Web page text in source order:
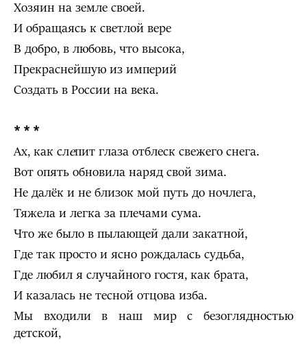
Хозяин на земле своей.
И обращаясь к светлой вере
В добро, в любовь, что высока,
Прекраснейшую из империй
Создать в России на века.
* * *
Ах, как слепит глаза отблеск свежего снега.
Вот опять обновила наряд свой зима.
Не далёк и не близок мой путь до ночлега,
Тяжела и легка за плечами сума.
Что же было в пылающей дали закатной,
Где так просто и ясно рождалась судьба,
Где любил я случайного гостя, как брата,
И казалась не тесной отцова изба.
Мы входили в наш мир с безоглядностью
детской,